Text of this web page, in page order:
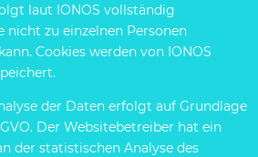
laut IONOS vollständig
nicht zu einzelnen Personen
Cookies werden von IONOS
der Daten erfolgt auf Grundlage
Der Websitebetreiber hat ein
der statistischen Analyse des